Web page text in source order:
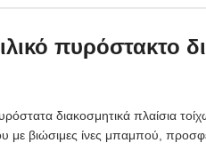
πυρόστακτο
διακοσμητικά πλαίσια
με βιώσιμες ίνες μπαμπού,